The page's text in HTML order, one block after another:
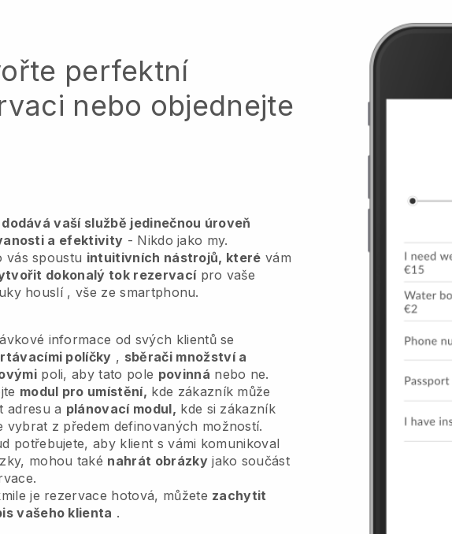
perfektní
nebo objednejte
dodává vaší službě jedinečnou úroveň
a efektivity - Nikdo jako my.
vás spoustu intuitivních nástrojů, které vám
dokonalý tok rezervací pro vaše
houslí, vše ze smartphonu.
informace od svých klientů se
políčky , sběrači množství a
poli, aby tato pole povinná nebo ne.
modul pro umístění, kde zákazník může
adresu a plánovací modul, kde si zákazník
vybrat z předem definovaných možností.
potřebujete, aby klient s vámi komunikoval
mohou také nahrát obrázkyjako součást
je rezervace hotová, můžete zachytit
vašeho klienta .